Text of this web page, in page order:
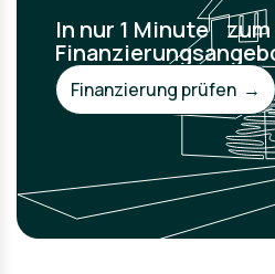
In nur 1 Minute
Finanzierung prüfen →